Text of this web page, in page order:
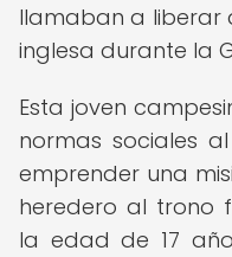
llamaban a liberar
inglesa durante la
Esta joven
normas sociales
emprender una
heredero al trono
la edad de 17